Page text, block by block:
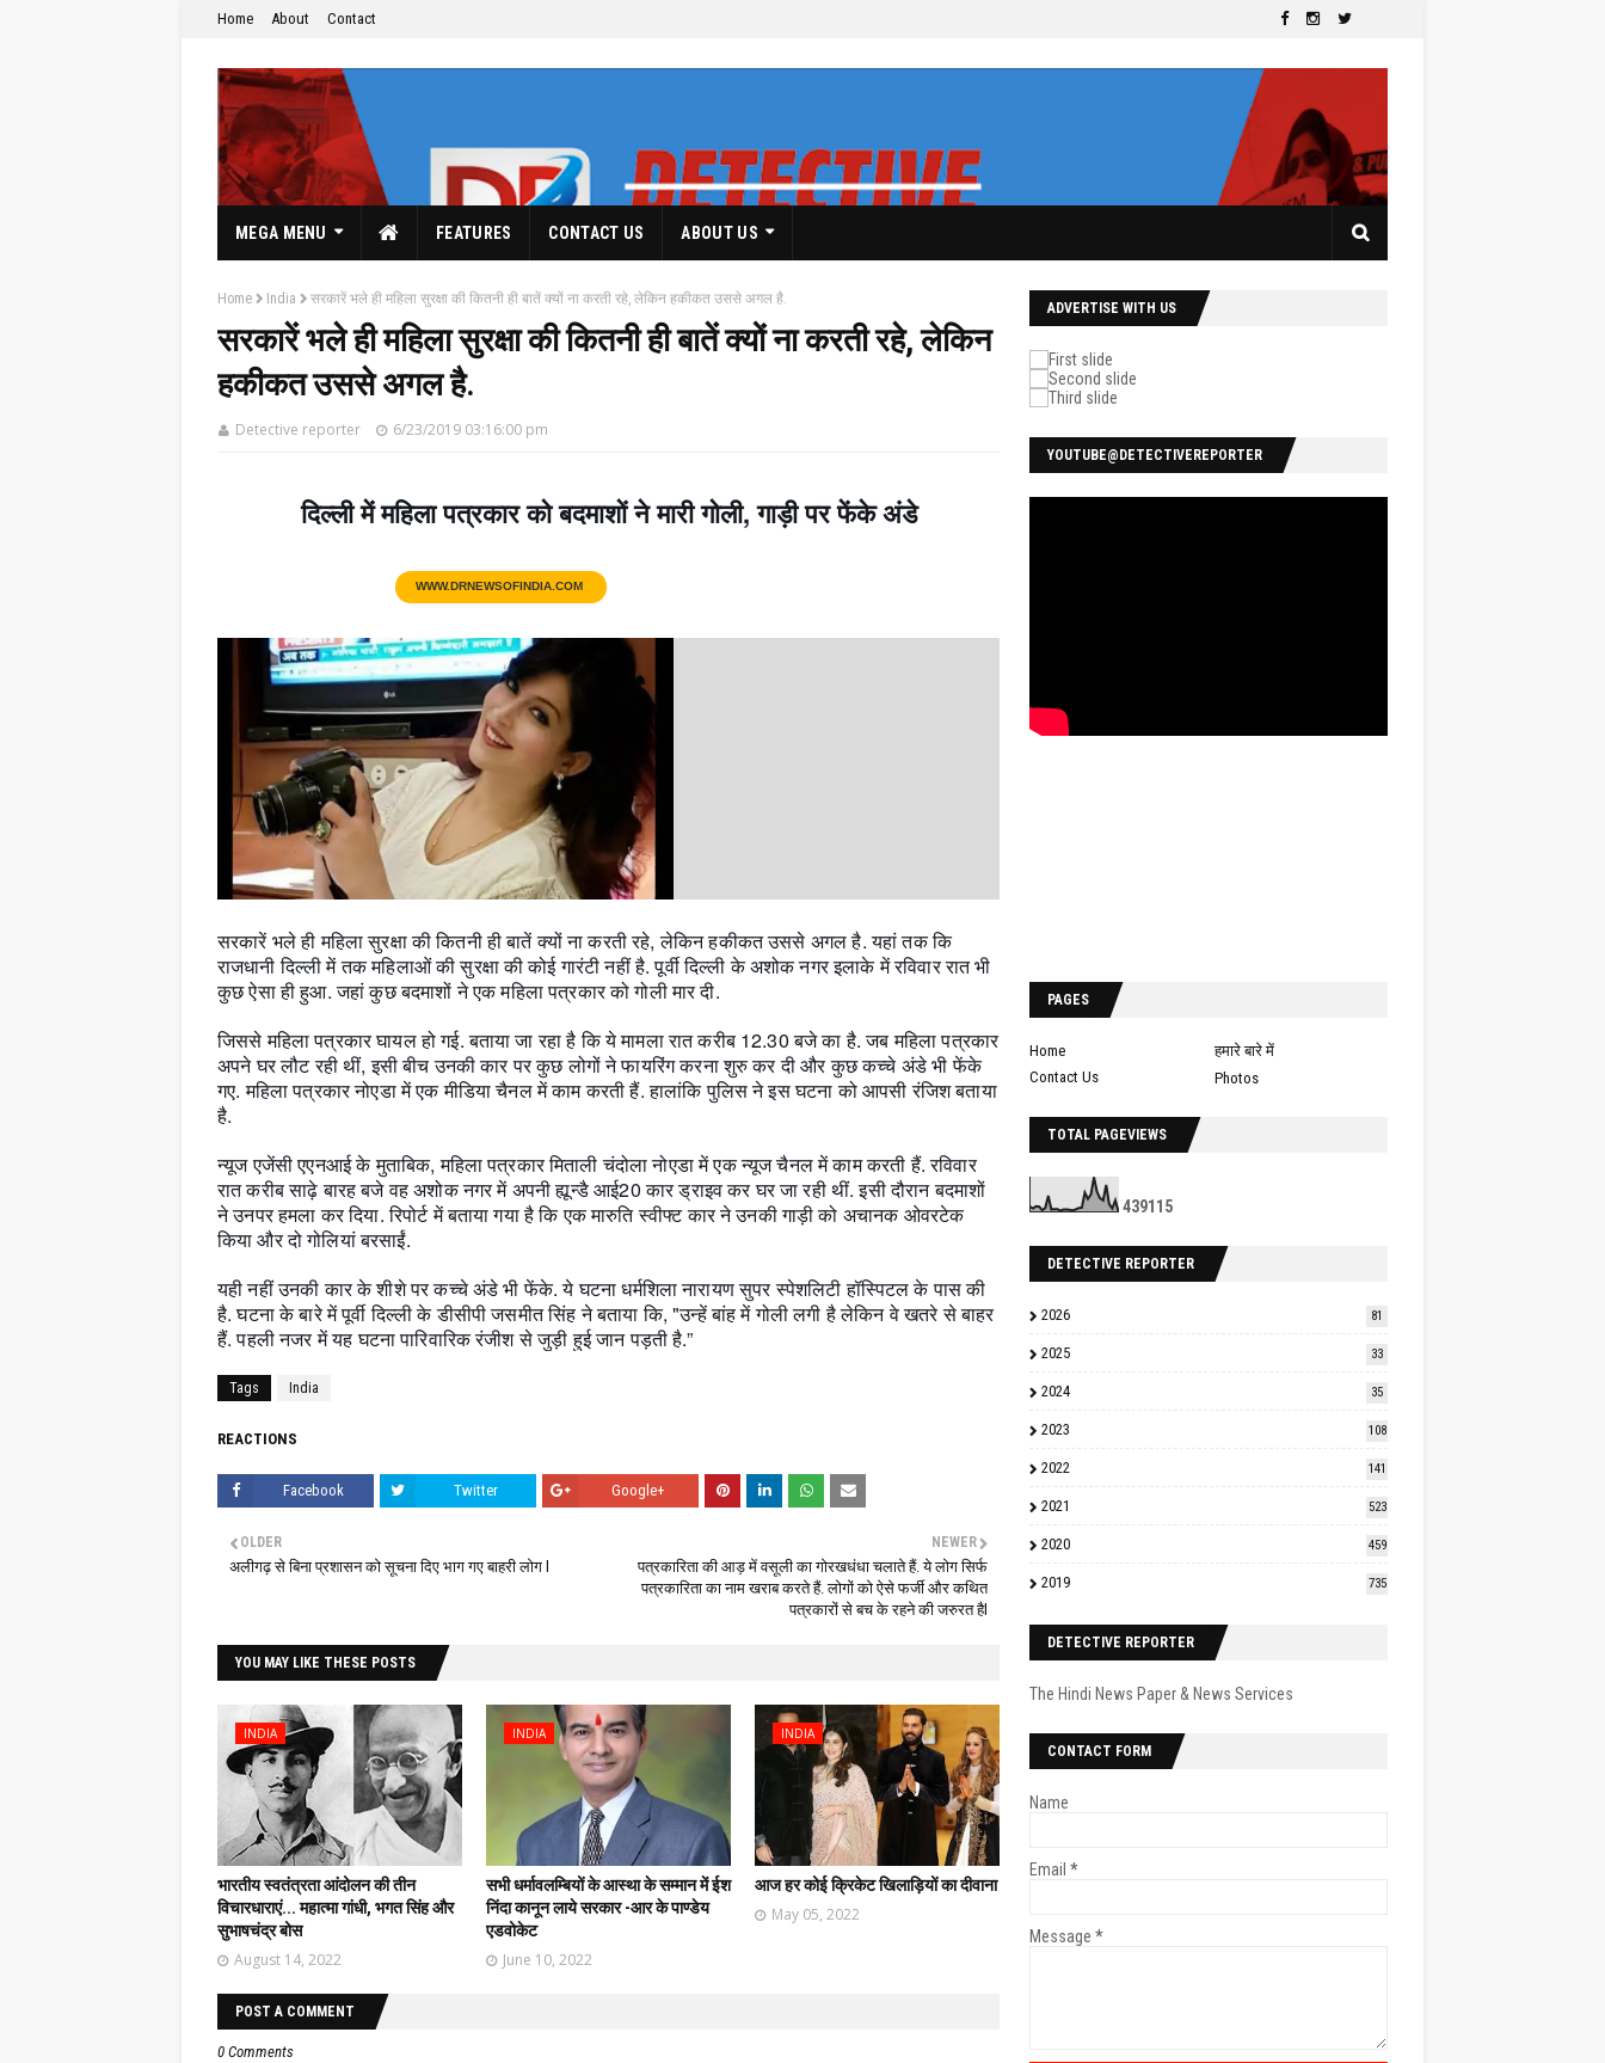
Home About Contact
MEGA MENU FEATURES CONTACT US ABOUT US
Home India सरकारें भले ही महिला सुरक्षा की कितनी ही बातें क्यों ना करती रहे, लेकिन हकीकत उससे अगल है.
सरकारें भले ही महिला सुरक्षा की कितनी ही बातें क्यों ना करती रहे, लेकिन
हकीकत उससे अगल है.
Detective reporter 6/23/2019 03:16:00 pm
दिल्ली में महिला पत्रकार को बदमाशों ने मारी गोली, गाड़ी पर फेंके अंडे
WWW.DRNEWSOFINDIA.COM
सरकारें भले ही महिला सुरक्षा की कितनी ही बातें क्यों ना करती रहे, लेकिन हकीकत उससे अगल है. यहां तक कि
राजधानी दिल्ली में तक महिलाओं की सुरक्षा की कोई गारंटी नहीं है. पूर्वी दिल्ली के अशोक नगर इलाके में रविवार रात भी
कुछ ऐसा ही हुआ. जहां कुछ बदमाशों ने एक महिला पत्रकार को गोली मार दी.
जिससे महिला पत्रकार घायल हो गई. बताया जा रहा है कि ये मामला रात करीब 12.30 बजे का है. जब महिला पत्रकार
अपने घर लौट रही थीं, इसी बीच उनकी कार पर कुछ लोगों ने फायरिंग करना शुरु कर दी और कुछ कच्चे अंडे भी फेंके
गए. महिला पत्रकार नोएडा में एक मीडिया चैनल में काम करती हैं. हालांकि पुलिस ने इस घटना को आपसी रंजिश बताया
है.
न्यूज एजेंसी एएनआई के मुताबिक, महिला पत्रकार मिताली चंदोला नोएडा में एक न्यूज चैनल में काम करती हैं. रविवार
रात करीब साढ़े बारह बजे वह अशोक नगर में अपनी ह्यून्डै आई20 कार ड्राइव कर घर जा रही थीं. इसी दौरान बदमाशों
ने उनपर हमला कर दिया. रिपोर्ट में बताया गया है कि एक मारुति स्वीफ्ट कार ने उनकी गाड़ी को अचानक ओवरटेक
किया और दो गोलियां बरसाईं.
यही नहीं उनकी कार के शीशे पर कच्चे अंडे भी फेंके. ये घटना धर्मशिला नारायण सुपर स्पेशलिटी हॉस्पिटल के पास की
है. घटना के बारे में पूर्वी दिल्ली के डीसीपी जसमीत सिंह ने बताया कि, "उन्हें बांह में गोली लगी है लेकिन वे खतरे से बाहर
हैं. पहली नजर में यह घटना पारिवारिक रंजीश से जुड़ी हुई जान पड़ती है.”
Tags India
REACTIONS
Facebook Twitter Google+
NEWER
पत्रकारिता की आड़ में वसूली का गोरखधंधा चलाते हैं. ये लोग सिर्फ
पत्रकारिता का नाम खराब करते हैं. लोगों को ऐसे फर्जी और कथित
पत्रकारों से बच के रहने की जरुरत हैl
OLDER
अलीगढ़ से बिना प्रशासन को सूचना दिए भाग गए बाहरी लोग l
YOU MAY LIKE THESE POSTS
INDIA
भारतीय स्वतंत्रता आंदोलन की तीन
विचारधाराएं... महात्मा गांधी, भगत सिंह और
सुभाषचंद्र बोस
August 14, 2022
INDIA
सभी धर्मावलम्बियों के आस्था के सम्मान में ईश
निंदा कानून लाये सरकार -आर के पाण्डेय
एडवोकेट
June 10, 2022
INDIA
आज हर कोई क्रिकेट खिलाड़ियों का दीवाना
May 05, 2022
POST A COMMENT
0 Comments
ADVERTISE WITH US
YOUTUBE@DETECTIVEREPORTER
PAGES
Home
हमारे बारे में
Contact Us
Photos
TOTAL PAGEVIEWS
4391 1 5
DETECTIVE REPORTER
2026 81
2025 33
2024 35
2023 108
2022 141
2021 523
2020 459
2019 735
DETECTIVE REPORTER
The Hindi News Paper & News Services
CONTACT FORM
Name
Email *
Message *